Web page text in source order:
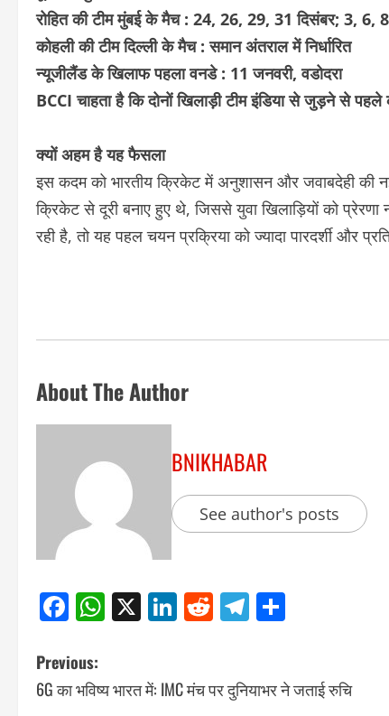
रोहित की टीम मुंबई के मैच : 24, 26, 29, 31 दिसंबर; 3, 6,
कोहली की टीम दिल्ली के मैच : समान अंतराल में निर्धारित
न्यूजीलैंड के खिलाफ पहला वनडे : 11 जनवरी, वडोदरा
BCCI चाहता है कि दोनों खिलाड़ी टीम इंडिया से जुड़ने से
क्यों अहम है यह फैसला
इस कदम को भारतीय क्रिकेट में अनुशासन और जवाबदेही की
क्रिकेट से दूरी बनाए हुए थे, जिससे युवा खिलाड़ियों को
रही है, तो यह पहल चयन प्रक्रिया को ज्यादा पारदर्शी और
About The Author
BNIKHABAR
See author's posts
Facebook
WhatsApp
X LinkedIn
RedditTelegram
Previous:
6G का भविष्य भारत में: IMC मंच पर दुनियाभर ने जताई रुचि